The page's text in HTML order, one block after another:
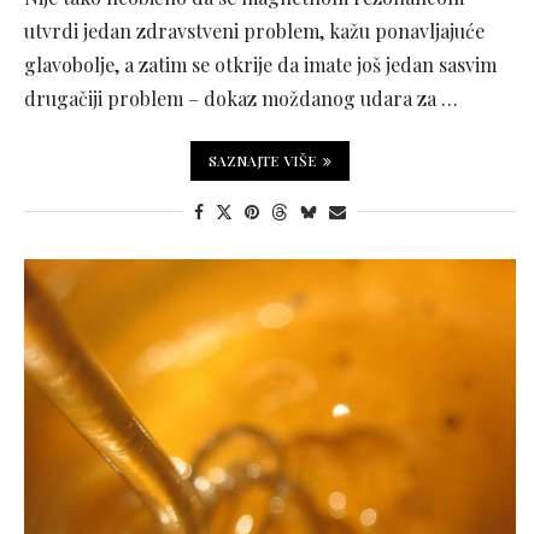
utvrdi jedan zdravstveni problem, kažu ponavljajuće
glavobolje, a zatim se otkrije da imate još jedan sasvim
drugačiji problem – dokaz moždanog udara za …
SAZNAJTE VIŠE